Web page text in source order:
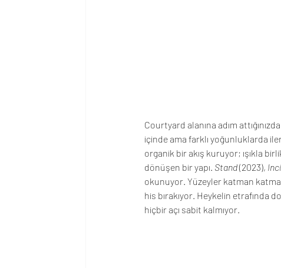
Courtyard alanına adım
içinde ama farklı yoğunluklarda
organik bir akış kuruyor; ışıkla
dönüşen bir yapı. Stand (2023),
okunuyor. Yüzeyler katman
his bırakıyor. Heykelin etrafında
hiçbir açı sabit kalmıyor.